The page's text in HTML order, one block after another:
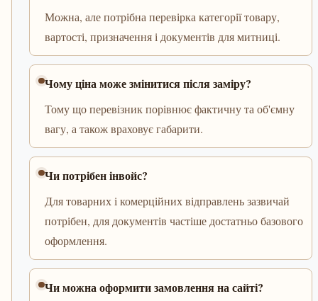
Можна, але потрібна перевірка категорії товару,
вартості, призначення і документів для митниці.
Чому ціна може змінитися після заміру?
Тому що перевізник порівнює фактичну та об'ємну
вагу, а також враховує габарити.
Чи потрібен інвойс?
Для товарних і комерційних відправлень зазвичай
потрібен, для документів частіше достатньо базового
оформлення.
Чи можна оформити замовлення на сайті?